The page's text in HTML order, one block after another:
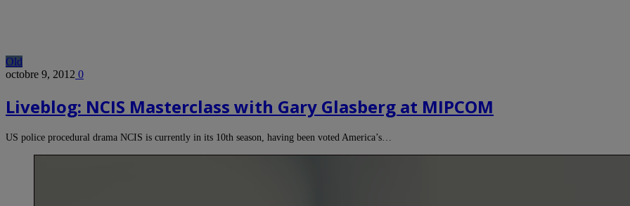
Old
octobre 9, 2012 0
Liveblog: NCIS Masterclass with Gary Glasberg at MIPCOM
US police procedural drama NCIS is currently in its 10th season, having been voted America’s…